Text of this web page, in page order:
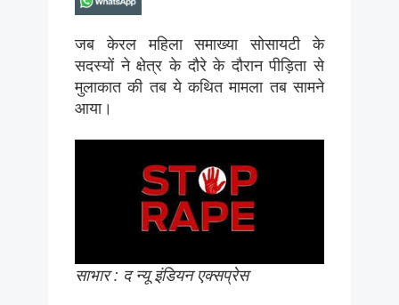
जब केरल महिला समाख्या सोसायटी के
सदस्यों ने क्षेत्र के दौरे के दौरान पीड़िता से
मुलाकात की तब ये कथित मामला तब सामने
आया।
साभार : द न्यू इंडियन एक्सप्रेस